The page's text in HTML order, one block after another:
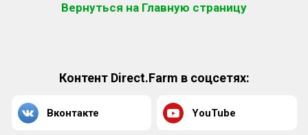
Вернуться на Главную страницу
Контент Direct.Farm в соцсетях:
Вконтакте YouTube